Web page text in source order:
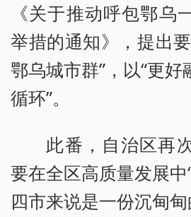
《关于推动呼包鄂乌
举措的通知》，提出
鄂乌城市群”，以“更
循环”。
此番，自治区再
要在全区高质量发展中
四市来说是一份沉甸甸